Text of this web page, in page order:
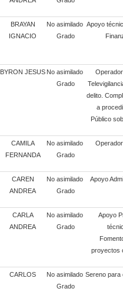
BRAYAN
IGNACIO
No asimilado
Grado
Apoyo
BYRON JESUS No asimilado
Grado
delito.
a
Público
CAMILA
FERNANDA
No asimilado
Grado
CAREN
ANDREA
No asimilado
Grado
Apoyo
CARLA
ANDREA
No asimilado
Grado
Apoyo
proyectos
CARLOS
No asimilado
Grado
Sereno para